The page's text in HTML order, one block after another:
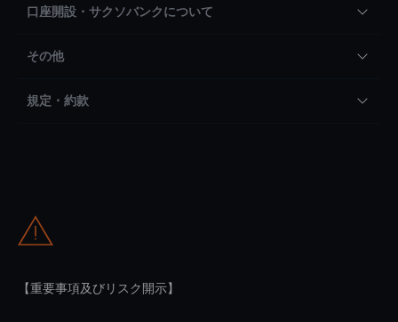
口座開設・サクソバンクについて
その他
規定・約款
【重要事項及びリスク開示】